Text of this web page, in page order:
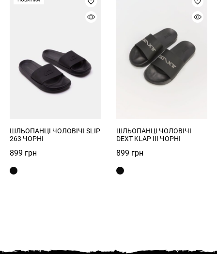
ШЛЬОПАНЦІ ЧОЛОВІЧІ SLIP
263 ЧОРНІ
899 грн
ШЛЬОПАНЦІ ЧОЛОВІЧІ
DEXT KLAP III ЧОРНІ
899 грн